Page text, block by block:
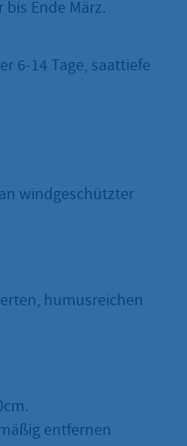
Ende März.
6-14 Tage, saattiefe
windgeschützter
humusreichen
entfernen